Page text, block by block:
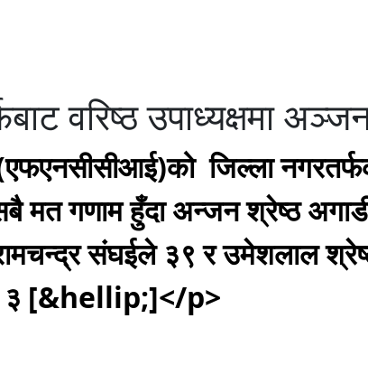
वरिष्ठ उपाध्यक्षमा
जिल्ला
सबै मत गणाम हुँदा अन्जन श्रेष्ठ
संघईले ३९ र उमेशलाल
३ [&hellip;]</p>